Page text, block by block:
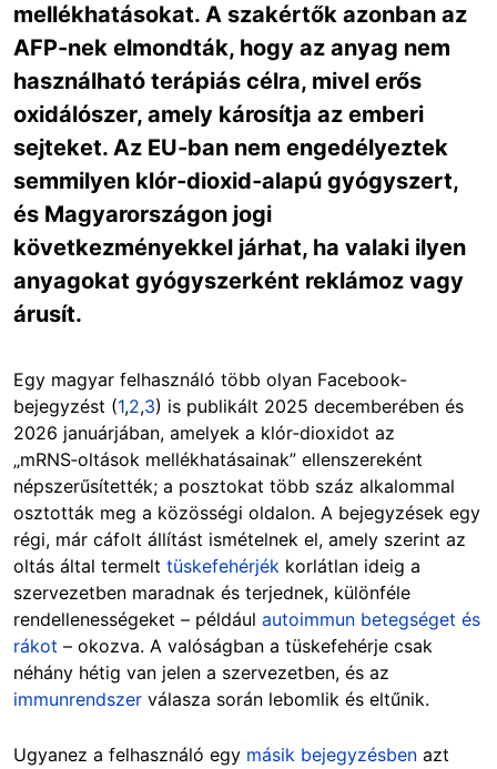
mellékhatásokat. A szakértők azonban az
AFP-nek elmondták, hogy az anyag nem
használható terápiás célra, mivel erős
oxidálószer, amely károsítja az emberi
sejteket. Az EU-ban nem engedélyeztek
semmilyen klór‑dioxid‑alapú gyógyszert,
és Magyarországon jogi
következményekkel járhat, ha valaki ilyen
anyagokat gyógyszerként reklámoz vagy
árusít.
Egy magyar felhasználó több olyan Facebook-
bejegyzést (1,2,3) is publikált 2025 decemberében és
2026 januárjában, amelyek a klór‑dioxidot az
„mRNS‑oltások mellékhatásainak” ellenszereként
népszerűsítették; a posztokat több száz alkalommal
osztották meg a közösségi oldalon. A bejegyzések egy
régi, már cáfolt állítást ismételnek el, amely szerint az
oltás által termelt tüskefehérjék korlátlan ideig a
szervezetben maradnak és terjednek, különféle
rendellenességeket – például autoimmun betegséget és
rákot – okozva. A valóságban a tüskefehérje csak
néhány hétig van jelen a szervezetben, és az
immunrendszer válasza során lebomlik és eltűnik.
Ugyanez a felhasználó egy másik bejegyzésben azt